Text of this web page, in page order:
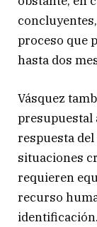
proceso que
hasta dos
Vásquez
presupuestal
respuesta
situaciones
requieren
recurso
identificación.